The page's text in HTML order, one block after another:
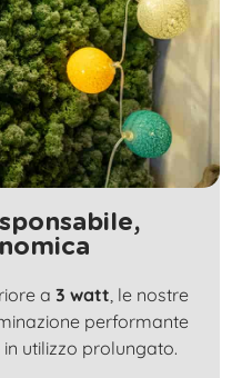
a 3 watt , le nostre
performante
in utilizzo prolungato.